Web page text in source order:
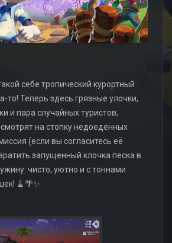
себе тропический курортный
то! Теперь здесь грязные улочки,
и пара случайных туристов,
на стопку недоеденных
(если вы согласитесь её
запущенный клочка песка в
чисто, уютно и с тоннами
🧹🌴✨